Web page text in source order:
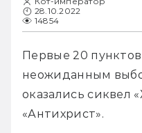
28.10.2022
14854
Первые 20
неожиданным
оказались сиквел
«Антихрист».